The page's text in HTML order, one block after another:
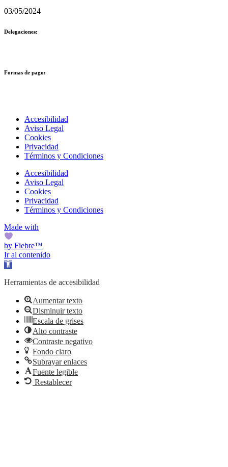
03/05/2024
Delegaciones:
Formas de pago:
Accesibilidad
Aviso Legal
Cookies
Privacidad
Términos y Condiciones
Accesibilidad
Aviso Legal
Cookies
Privacidad
Términos y Condiciones
Made with
by Fiebre™
Ir al contenido
Abrir barra de herramientas
Herramientas de accesibilidad
Aumentar texto
Disminuir texto
Escala de grises
Alto contraste
Contraste negativo
Fondo claro
Subrayar enlaces
Fuente legible
Restablecer